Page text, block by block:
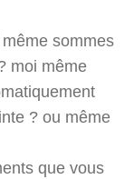
sommes
moi même
? ou même
que vous